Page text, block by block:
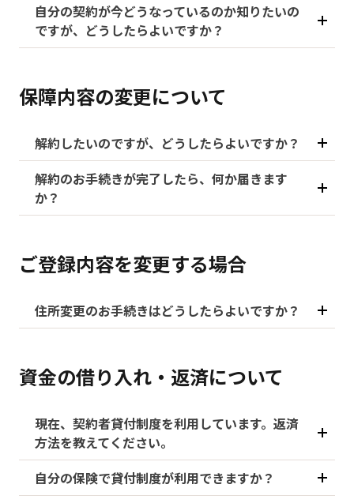
自分の契約が今どうなっているのか知りたいの
ですが、どうしたらよいですか？
保障内容の変更について
解約したいのですが、どうしたらよいですか？
解約のお手続きが完了したら、何か届きます
か？
ご登録内容を変更する場合
住所変更のお手続きはどうしたらよいですか？
資金の借り入れ・返済について
現在、契約者貸付制度を利用しています。返済
方法を教えてください。
自分の保険で貸付制度が利用できますか？